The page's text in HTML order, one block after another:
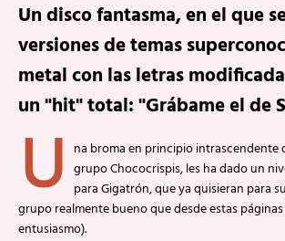
Un disco fantasma, en el que
versiones de temas
metal con las letras
un "hit" total: "Grábame el de
U na broma en principio intrascendente
grupo Chococrispis, les ha dado un
para Gigatrón, que ya quisieran para
grupo realmente bueno que desde estas
entusiasmo).